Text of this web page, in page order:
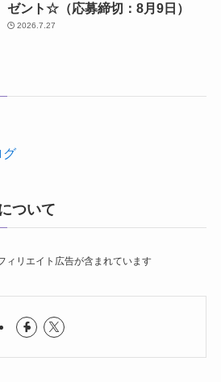
ゼント☆（応募締切：8月9日）
2026.7.27
グ
ついて
ィリエイト広告が含まれています